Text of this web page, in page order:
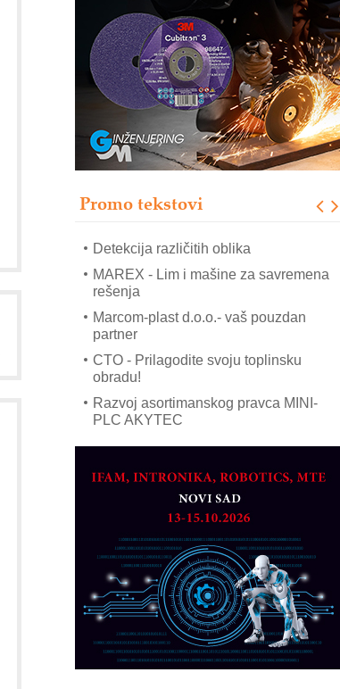
Promo tekstovi
poverenja u industriji
COMBYPACK
RMQ-TITAN ADVANCED INDICATOR
– Pametna signalizacija za efikasnije
upravljanje mašinama
Sigurnije ispitivanje transformatora u
solarnim elektranama i vetroparkovima
Pranje točkova na gradilištu- standard
ROSA i SCHUNK podižu proizvodnju
Detekcija različitih oblika
MAREX - Lim i mašine za savremena
rešenja
Marcom-plast d.o.o.- vaš pouzdan
partner
CTO - Prilagodite svoju toplinsku
obradu!
Razvoj asortimanskog pravca MINI-
PLC AKYTEC
AUKOM: Svetski standard metrologije
MOTOMAN – NEXT-Robotika vođena
veštačkom inteligencijom
industrijsku automatizaciju
pionirskimmobile operator PANEL-OM
Fleksibilno stezanje i brzo
podešavanje u proizvodnji prototipova
KIP KOP – napredna rešenja za
savremene industrijske i logističke
objekte